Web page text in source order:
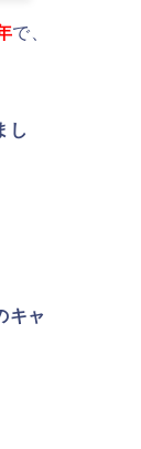
で、
し
キャ